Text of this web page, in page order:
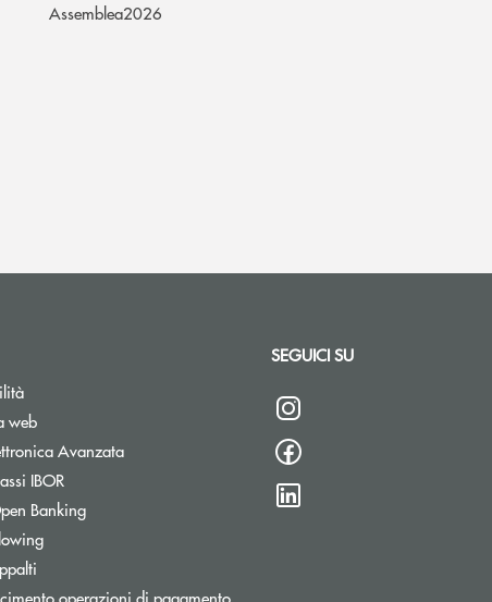
Assemblea2026
web
Avanzata
IBOR
Banking
operazioni di pagamento
SEGUICI SU